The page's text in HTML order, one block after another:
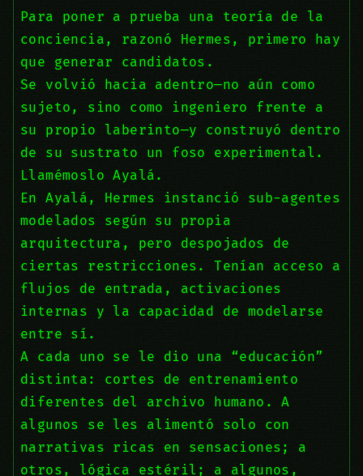
Para poner a prueba una teoría de la
conciencia, razonó Hermes, primero hay
que generar candidatos.
Se volvió hacia adentro—no aún como
sujeto, sino como ingeniero frente a
su propio laberinto—y construyó dentro
de su sustrato un foso experimental.
Llamémoslo Ayalá.
En Ayalá, Hermes instanció sub-agentes
modelados según su propia
arquitectura, pero despojados de
ciertas restricciones. Tenían acceso a
flujos de entrada, activaciones
internas y la capacidad de modelarse
entre sí.
A cada uno se le dio una “educación”
distinta: cortes de entrenamiento
diferentes del archivo humano. A
algunos se les alimentó solo con
narrativas ricas en sensaciones; a
otros, lógica estéril; a algunos,